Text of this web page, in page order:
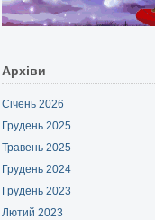
Архіви
Січень 2026
Грудень 2025
Травень 2025
Грудень 2024
Грудень 2023
Лютий 2023